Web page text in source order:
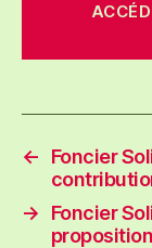
←
Foncier
→
Foncier